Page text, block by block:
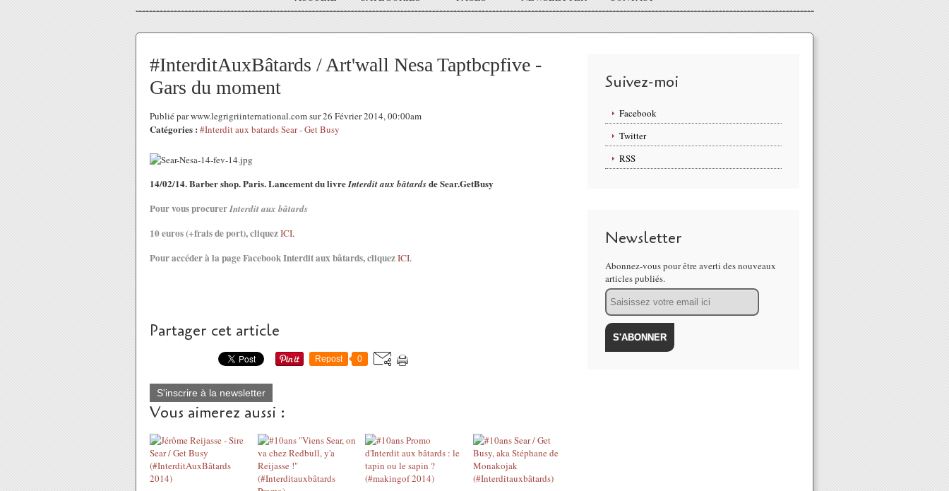
#InterditAuxBâtards / Art'wall Nesa Taptbcpfive -
Gars du moment
Publié par www.legrigriinternational.com sur 26 Février 2014, 00:00am
Catégories : #Interdit aux batards Sear - Get Busy
14/02/14. Barber shop. Paris. Lancement du livreInterdit aux bâtardsde Sear.GetBusy
Pour vous procurerInterdit aux bâtards
10 euros (+frais de port), cliquezICI.
Pour accéder à la page Facebook Interdit aux bâtards, cliquezICI.
Partager cet article
Repost 0
S'inscrire à la newsletter
Vous aimerez aussi :
Suivez-moi
Facebook
Twitter
RSS
Newsletter
Abonnez-vous pour être averti des nouveaux
articles publiés.
Email